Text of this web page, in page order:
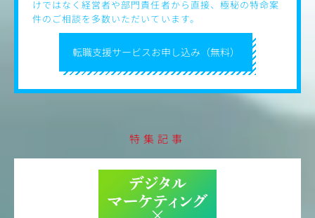
転職支援サービスお申し込み（無料）
けではなく経営者や部門責任者から直接、極秘の特命案
件のご相談を多数いただいています。
特集記事